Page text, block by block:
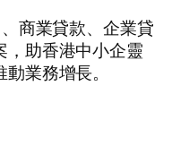
、商業貸款、企業貸
，助香港中小企靈
業務增長。